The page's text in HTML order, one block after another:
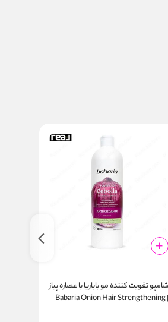
شامپو تقویت‌ کننده مو باباریا با عصاره پیاز
| Babaria Onion Hair Strengthening